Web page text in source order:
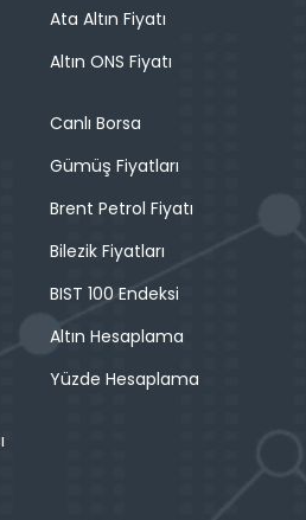
Ata Altın Fiyatı
Altın ONS Fiyatı
Canlı Borsa
Gümüş Fiyatları
Brent Petrol Fiyatı
Bilezik Fiyatları
BIST 100 Endeksi
Altın Hesaplama
Yüzde Hesaplama